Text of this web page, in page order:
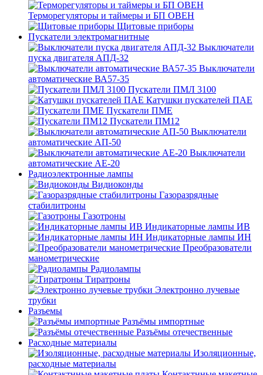
Терморегуляторы и таймеры и БП ОВЕН
Щитовые приборы
Пускатели электромагнитные
Выключатели
пуска двигателя АПД-32
Выключатели
автоматические ВА57-35
Пускатели ПМЛ 3100
Катушки пускателей ПАЕ
Пускатели ПМЕ
Пускатели ПМ12
Выключатели
автоматические АП-50
Выключатели
автоматические АЕ-20
Радиоэлектронные лампы
Видиоконды
Газоразрядные
стабилитроны
Газотроны
Индикаторные лампы ИВ
Индикаторные лампы ИН
Преобразователи
манометрические
Радиолампы
Тиратроны
Электронно лучевые
трубки
Разъемы
Разъёмы импортные
Разъёмы отечественные
Расходные материалы
Изоляционные,
расходные материалы